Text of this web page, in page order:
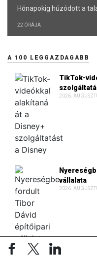
Hónapokig húzódott a
22 ÓRÁJA
A 100 LEGGAZDAGABB
TikTok-
2026.
vállalata
2026.